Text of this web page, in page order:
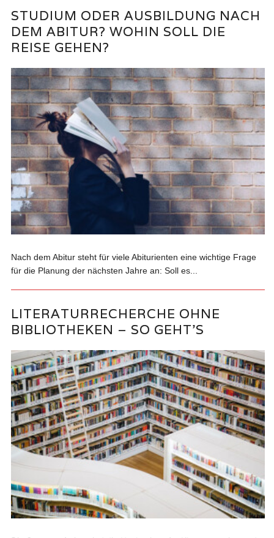
STUDIUM ODER AUSBILDUNG NACH
DEM ABITUR? WOHIN SOLL DIE
REISE GEHEN?
Nach dem Abitur steht für viele Abiturienten eine wichtige Frage
für die Planung der nächsten Jahre an: Soll es...
LITERATURRECHERCHE OHNE
BIBLIOTHEKEN – SO GEHT’S